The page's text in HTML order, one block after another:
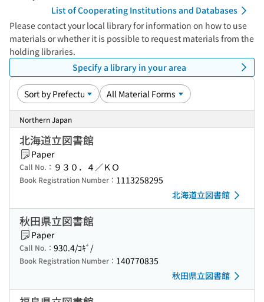
List of Cooperating Institutions and Databases
Please contact your local library for information on how to use
materials or whether it is possible to request materials from the
holding libraries.
Specify a library in your area
Northern Japan
北海道立図書館
Paper
Call No.： ９３０．４／ＫＯ
Book Registration Number： 1113258295
北海道立図書館
秋田県立図書館
Paper
Call No.： 930.4/ｺｷﾞ/
Book Registration Number： 140770835
秋田県立図書館